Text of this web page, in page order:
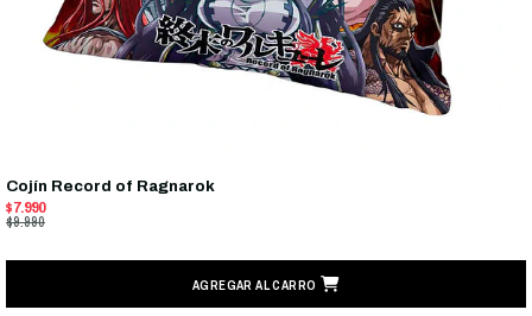
Cojín Record of Ragnarok
$7.990
$9.990
AGREGAR AL CARRO